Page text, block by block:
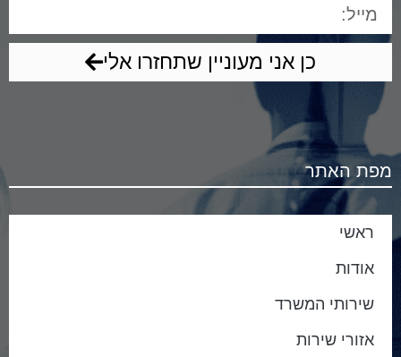
כן אני מעוניין שתחזרו אלי
מפת האתר
ראשי
אודות
שירותי המשרד
אזורי שירות